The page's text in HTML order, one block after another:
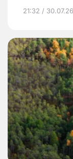
21:32 / 30.07.26